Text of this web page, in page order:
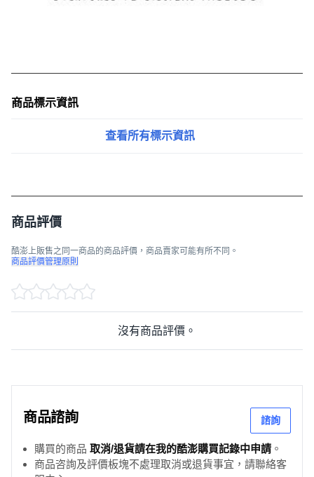
商品標示資訊
查看所有標示資訊
商品評價
酷澎上販售之同一商品的商品評價，商品賣家可能有所不同。
商品評價管理原則
沒有商品評價。
商品諮詢 諮詢
購買的商品 取消/退貨請在我的酷澎購買記錄中申請 。
商品咨詢及評價板塊不處理取消或退貨事宜，請聯絡客